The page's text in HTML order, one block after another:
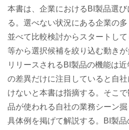
本書は、企業におけるBI製品選
る。選べない状況にある企業の
並べて比較検討からスタートし
等から選択候補を絞り込む動き
リリースされるBI製品の機能は
の差異だけに注目していると自
けないと本書は指摘する。そこ
品が使われる自社の業務シーン
具体例を掲げて解説する。BI製